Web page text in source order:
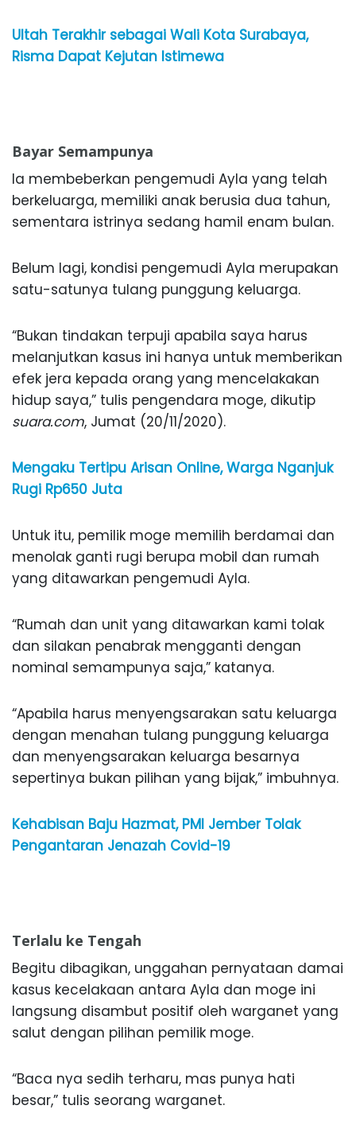
Ultah Terakhir sebagai Wali Kota Surabaya,
Risma Dapat Kejutan Istimewa
Bayar Semampunya
Ia membeberkan pengemudi Ayla yang telah
berkeluarga, memiliki anak berusia dua tahun,
sementara istrinya sedang hamil enam bulan.
Belum lagi, kondisi pengemudi Ayla merupakan
satu-satunya tulang punggung keluarga.
“Bukan tindakan terpuji apabila saya harus
melanjutkan kasus ini hanya untuk memberikan
efek jera kepada orang yang mencelakakan
hidup saya,” tulis pengendara moge, dikutip
suara.com, Jumat (20/11/2020).
Mengaku Tertipu Arisan Online, Warga Nganjuk
Rugi Rp650 Juta
Untuk itu, pemilik moge memilih berdamai dan
menolak ganti rugi berupa mobil dan rumah
yang ditawarkan pengemudi Ayla.
“Rumah dan unit yang ditawarkan kami tolak
dan silakan penabrak mengganti dengan
nominal semampunya saja,” katanya.
“Apabila harus menyengsarakan satu keluarga
dengan menahan tulang punggung keluarga
dan menyengsarakan keluarga besarnya
sepertinya bukan pilihan yang bijak,” imbuhnya.
Kehabisan Baju Hazmat, PMI Jember Tolak
Pengantaran Jenazah Covid-19
Terlalu ke Tengah
Begitu dibagikan, unggahan pernyataan damai
kasus kecelakaan antara Ayla dan moge ini
langsung disambut positif oleh warganet yang
salut dengan pilihan pemilik moge.
“Baca nya sedih terharu, mas punya hati
besar,” tulis seorang warganet.